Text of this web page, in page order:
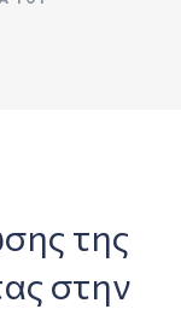
της
στην